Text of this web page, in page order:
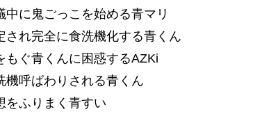
中に鬼ごっこを始める青マリ
され完全に食洗機化する青くん
もぐ青くんに困惑するAZKi
機呼ばわりされる青くん
をふりまく青すい